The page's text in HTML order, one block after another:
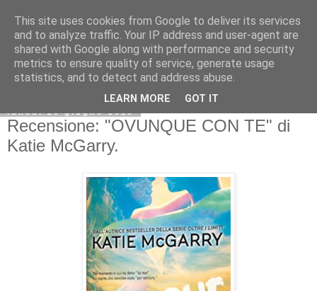
lunedì 20 giugno 2016
Recensione: "OVUNQUE CON TE" di
Katie McGarry.
This site uses cookies from Google to deliver its services
and to analyze traffic. Your IP address and user-agent are
shared with Google along with performance and security
metrics to ensure quality of service, generate usage
statistics, and to detect and address abuse.
LEARN MORE GOT IT